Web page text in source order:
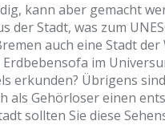
kann aber gemacht
Stadt, was zum
auch eine Stadt
im
erkunden? Übrigens
Gehörloser einen
sollten Sie diese